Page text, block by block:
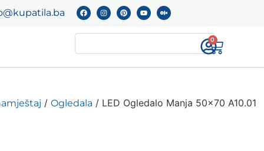
0
/Ogledala / LED Ogledalo Manja 50×70 A10.01